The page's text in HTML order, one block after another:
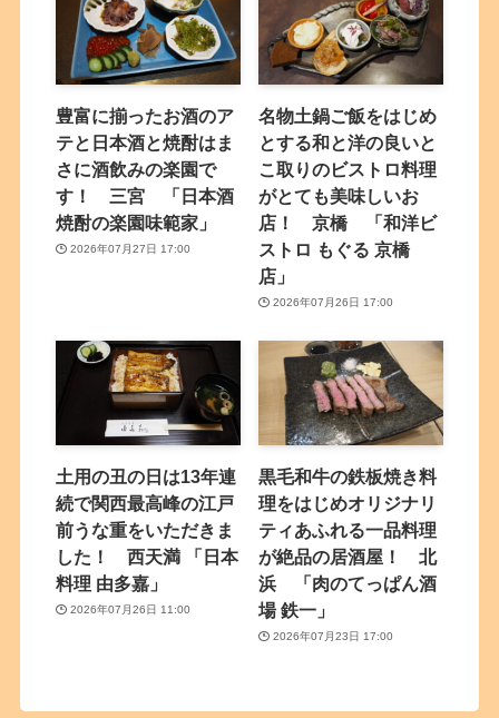
豊富に揃ったお酒のア
テと日本酒と焼酎はま
さに酒飲みの楽園で
す！ 三宮 「日本酒
焼酎の楽園味範家」
2026年07月27日 17:00
名物土鍋ご飯をはじめ
とする和と洋の良いと
こ取りのビストロ料理
がとても美味しいお
店！ 京橋 「和洋ビ
ストロ もぐる 京橋
店」
2026年07月26日 17:00
土用の丑の日は13年連
続で関西最高峰の江戸
前うな重をいただきま
した！ 西天満 「日本
料理 由多嘉」
2026年07月26日 11:00
黒毛和牛の鉄板焼き料
理をはじめオリジナリ
ティあふれる一品料理
が絶品の居酒屋！ 北
浜 「肉のてっぱん酒
場 鉄一」
2026年07月23日 17:00